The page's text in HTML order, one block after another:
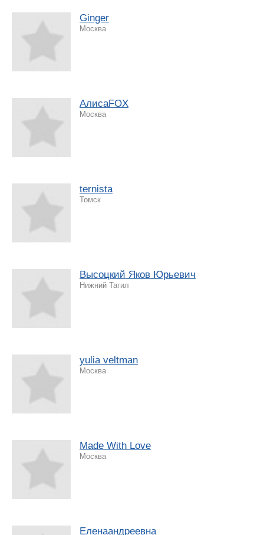
Ginger
Москва
АлисаFOX
Москва
ternista
Томск
Высоцкий Яков Юрьевич
Нижний Тагил
yulia veltman
Москва
Made With Love
Москва
Еленаандреевна